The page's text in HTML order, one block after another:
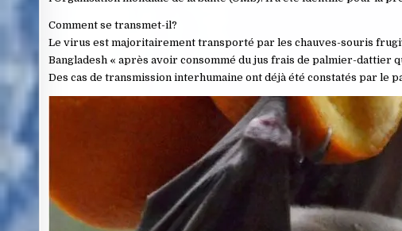
Comment se transmet-il?
Le virus est majoritairement transporté par les chauves-souris
Bangladesh « après avoir consommé du jus frais de palmier-dattier
Des cas de transmission interhumaine ont déjà été constatés par le